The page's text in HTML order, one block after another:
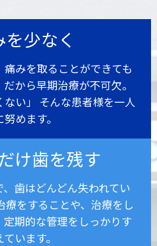
少なく
みを取ることができても
から早期治療が不可欠。
ない」 そんな患者様を一人
めます。
け歯を残す
歯はどんどん失われてい
療をすることや、治療をし
期的な管理をしっかりす
います。